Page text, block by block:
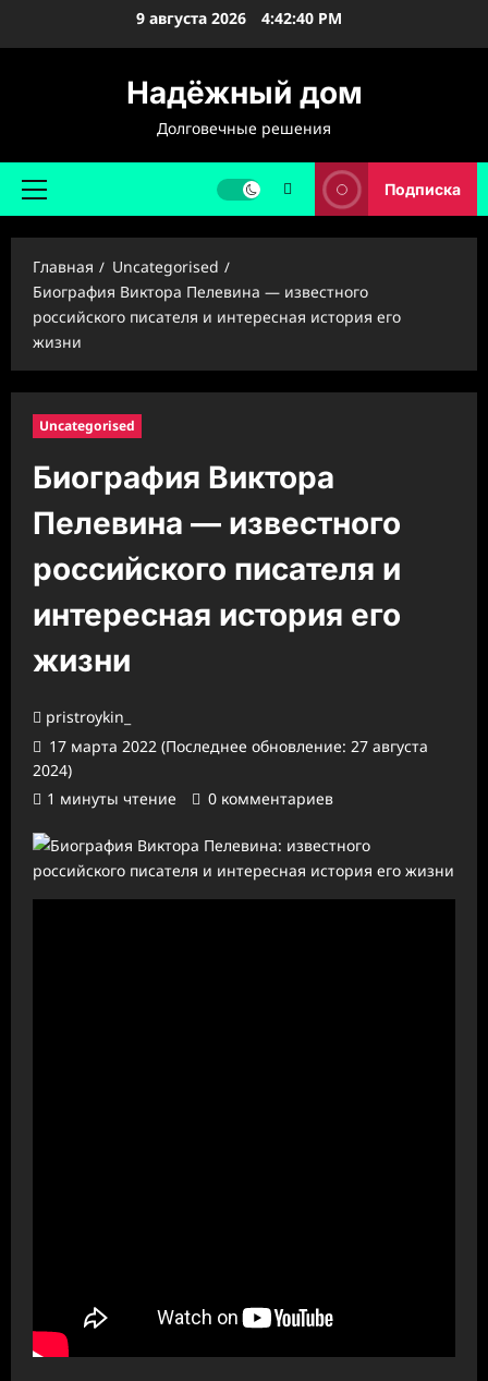
9 августа 2026 4:42:41 PM
Надёжный дом
Долговечные решения
Основное
Подписка
Главная
Uncategorised
Биография Виктора Пелевина — известного
российского писателя и интересная история его
жизни
Uncategorised
Биография Виктора
Пелевина — известного
российского писателя и
интересная история его
жизни
pristroykin_
17 марта 2022 (Последнее обновление: 27 августа
2024)
1 минуты чтение
0 комментариев